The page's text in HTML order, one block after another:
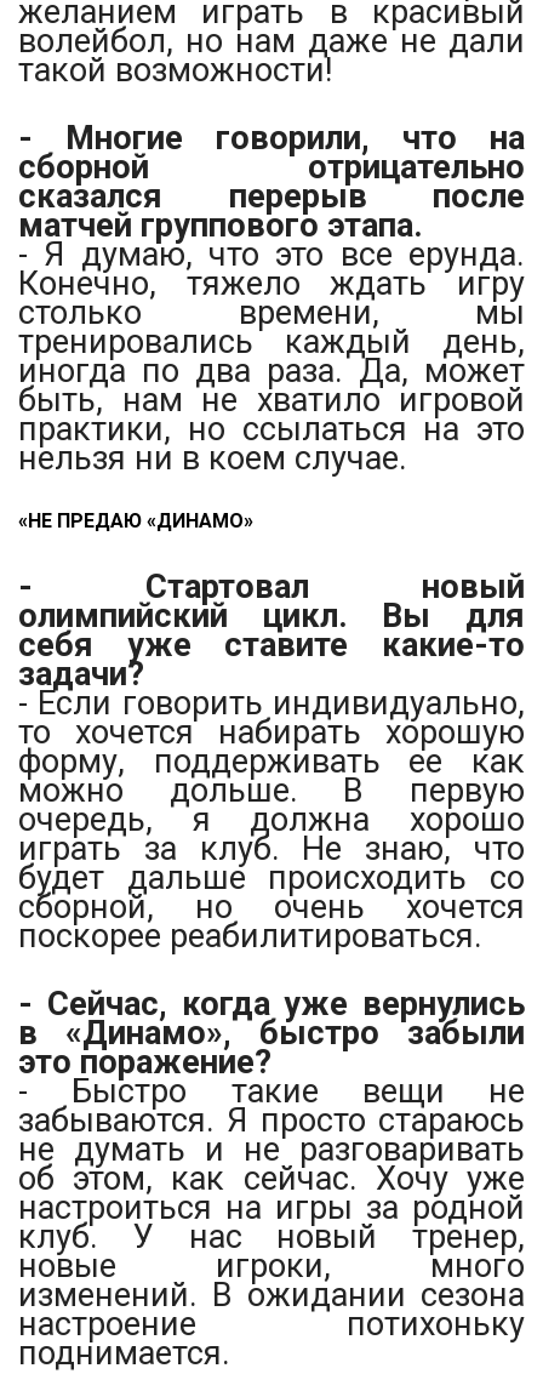
желанием играть в красивый
волейбол, но нам даже не дали
такой возможности!
- Многие говорили, что на
сборной отрицательно
сказался перерыв после
матчей группового этапа.
- Я думаю, что это все ерунда.
Конечно, тяжело ждать игру
столько времени, мы
тренировались каждый день,
иногда по два раза. Да, может
быть, нам не хватило игровой
практики, но ссылаться на это
нельзя ни в коем случае.
«НЕ ПРЕДАЮ «ДИНАМО»
- Стартовал новый
олимпийский цикл. Вы для
себя уже ставите какие-то
задачи?
- Если говорить индивидуально,
то хочется набирать хорошую
форму, поддерживать ее как
можно дольше. В первую
очередь, я должна хорошо
играть за клуб. Не знаю, что
будет дальше происходить со
сборной, но очень хочется
поскорее реабилитироваться.
- Сейчас, когда уже вернулись
в «Динамо», быстро забыли
это поражение?
- Быстро такие вещи не
забываются. Я просто стараюсь
не думать и не разговаривать
об этом, как сейчас. Хочу уже
настроиться на игры за родной
клуб. У нас новый тренер,
новые игроки, много
изменений. В ожидании сезона
настроение потихоньку
поднимается.